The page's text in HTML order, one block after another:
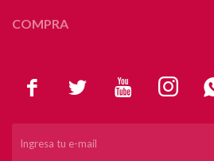
   
COMPRA